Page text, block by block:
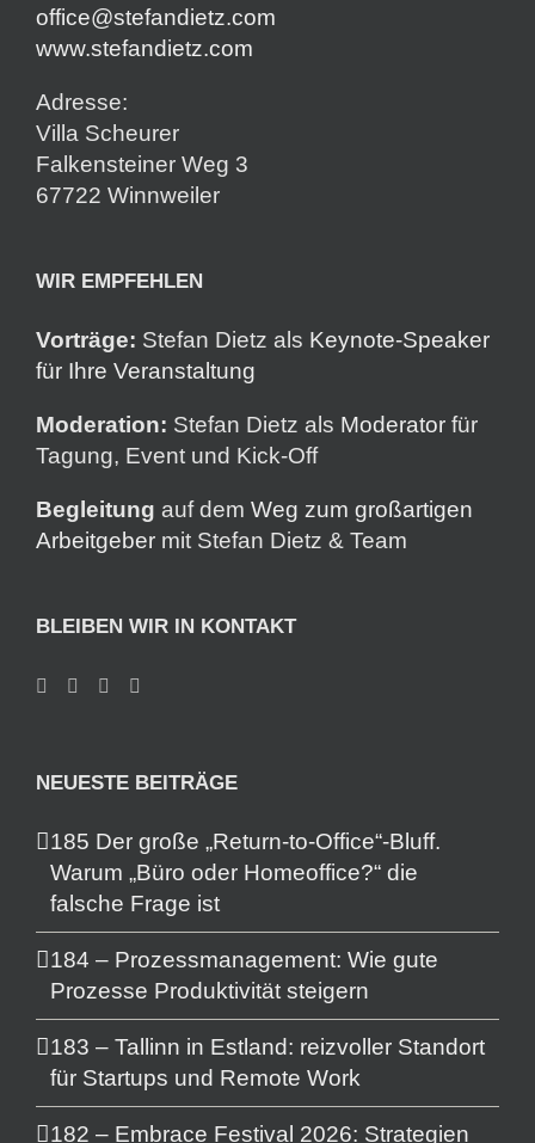
office@stefandietz.com
www.stefandietz.com
Adresse:
Villa Scheurer
Falkensteiner Weg 3
67722 Winnweiler
WIR EMPFEHLEN
Vorträge: Stefan Dietz als Keynote-Speaker
für Ihre Veranstaltung
Moderation: Stefan Dietz als Moderator für
Tagung, Event und Kick-Off
Begleitung auf dem Weg zum großartigen
Arbeitgeber mit Stefan Dietz & Team
BLEIBEN WIR IN KONTAKT
NEUESTE BEITRÄGE
185 Der große „Return-to-Office“-Bluff.
Warum „Büro oder Homeoffice?“ die
falsche Frage ist
184 – Prozessmanagement: Wie gute
Prozesse Produktivität steigern
183 – Tallinn in Estland: reizvoller Standort
für Startups und Remote Work
182 – Embrace Festival 2026: Strategien